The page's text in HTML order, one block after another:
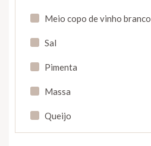
Meio copo de vinho branco
Sal
Pimenta
Massa
Queijo